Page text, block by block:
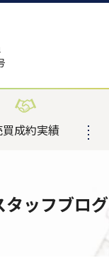
買成約実績
タッフブログ